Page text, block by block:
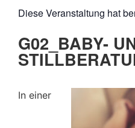
Diese Veranstaltung hat
G02_BABY-
In einer